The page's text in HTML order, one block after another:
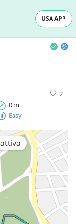
USA APP
2
0 m
Easy